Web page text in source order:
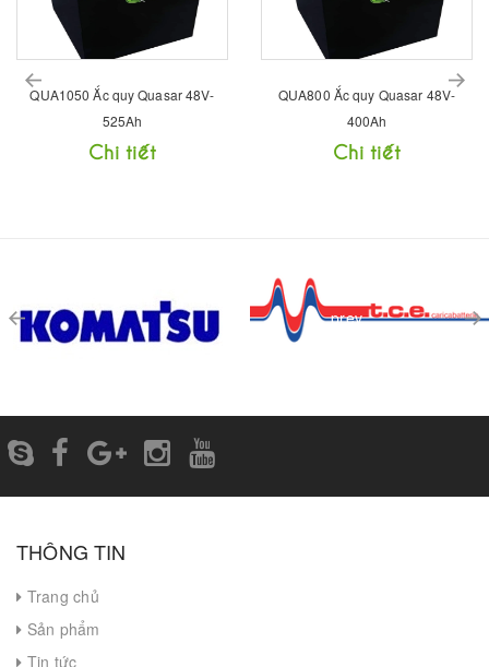
QUA800 Ắc quy Quasar 48V-
400Ah
Chi tiết
QUA600 Ắc quy Quasar 48V-
300Ah
Chi tiết
prev
THÔNG TIN
Trang chủ
Sản phẩm